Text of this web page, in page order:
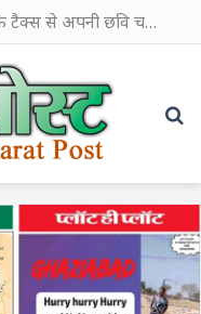
योगी पर अखिलेश का हमला जनता के टैक्स से अपनी छवि चमकाने में किया खर्च